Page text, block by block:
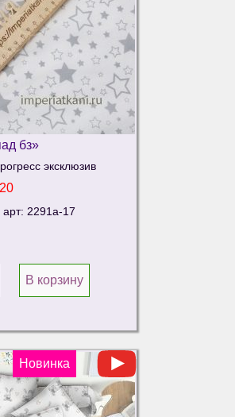
бз»
эксклюзив
арт: 2291а-17
В корзину
Новинка